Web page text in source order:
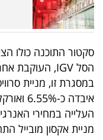
סקטור התוכנה כולו
העלייה במחירי